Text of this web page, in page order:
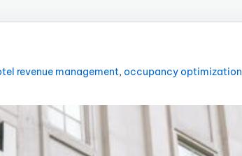
revenue management,occupancy optimization